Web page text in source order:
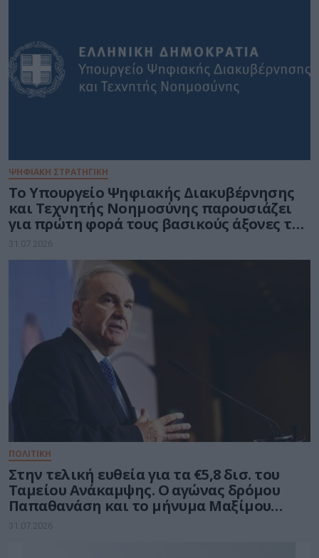
ΨΗΦΙΑΚΗ ΣΤΡΑΤΗΓΙΚΗ
Το Υπουργείο Ψηφιακής Διακυβέρνησης
και Τεχνητής Νοημοσύνης παρουσιάζει
για πρώτη φορά τους βασικούς άξονες του
νέου Εθνικού Διαστημικού Προγράμματος
31.07.2026
ΠΟΛΙΤΙΚΗ
Στην τελική ευθεία για τα €5,8 δισ. του
Ταμείου Ανάκαμψης. Ο αγώνας δρόμου
Παπαθανάση και το μήνυμα Μαξίμου
στους υπουργούς
31.07.2026